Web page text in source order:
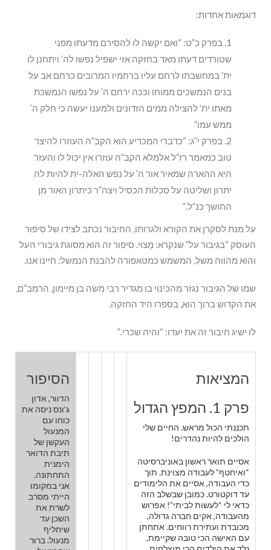
דוגמאות אחדות:
בפרק כ”ט: “ואם יקשה לו להסירם מדעתו מפני
שטורדים דעתו מאד בחזקה אזי ישפיל נפשו לה’ ויתחנן לו
ית’ במחשבתו לרחם עליו ברחמיו המרובים כרחם אב על
בנים הנמשכים ממוחו וככה ירחם ה’ על נפשו הנמשכת
מאתו ית’ להצילה ממים הזדונים ולמענו יעשה כי חלק ה’
ממש עמו”
בפרק י”ג: “כדברי המכריע הוא הקב”ה העוזרו להיצר
טוב כמאמר רז”ל אלמלא הקב”ה עוזרו אין יכול לו והעזר
היא ההארה שמאיר אור ה’ על נפש האלה-ית להיות לה
יתרון ושליטה על סכלות הכסיל ויצה”ר כיתרון האור מן
החושך כנ”ל.”
על מנת לסקרן את הקורא ולגרותו, החיבור נכתב לצידו של סיפור
העוסק “בגיבור על” שנקרא: מָצוּי. סיפור זה הוא מסוגת גיבורי העל
והוא מהווה משל, המשמש כמטאפורה להבנת הנמשל: חיינו אנו.
שמו של הגיבור נגזר מהכינוי בו מגדיר רבי משה בן מיימון, הרמב”ם,
את הקדוש ברוך הוא, בספרו היד החזקה.
לו ישיג חיבור זה את יעדו: “והיה שכרי.”
הסיפור
הדוור, אדון
ג’ונס ניסה את
כוחו עם
המנעול
העקשן של
תיבת הדואר
הימנית
התחתונה.
אני במקומו
הייתי מסרב
לשרת את
השכן עד
שיחליף
מנעול. ברור
המציאות
פרק 1. המפץ הגדול
תכננתי הכול מראש. החיים שלי
הולכים להיות נהדרים!
אסיים תואר ראשון באוניברסיטה
“ואיחטף” לעבודה מצוינת. תוך
כדי העבודה, אסיים את הלימודים
עד דוקטורט. כמובן שבשלב הזה
כדאי לי “לעשות לביתי”! אפרוש
מהעבודה, אקים חברה גדולה,
מכובדת ועתירת רווחים. אתחתן
עם האישה הכי טובה שקיימת,